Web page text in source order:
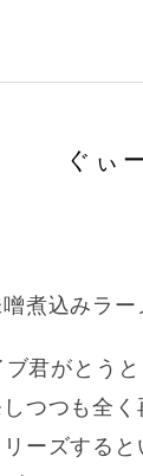
ぐぃ
煮込みラー
君がとう
つつも全く
ーズすると